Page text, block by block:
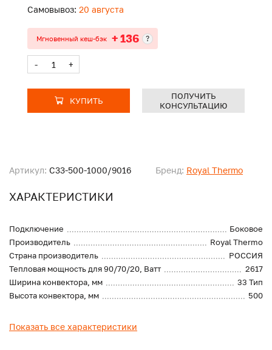
Артикул: C33-500-1000/9016 Бренд: Royal Thermo
ХАРАКТЕРИСТИКИ
Подключение
Боковое
Производитель
Royal Thermo
Страна производитель
РОССИЯ
Тепловая мощность для 90/70/20, Ватт
2617
Ширина конвектора, мм
33 Тип
Высота конвектора, мм
500
Показать все характеристики
Самовывоз: 20 августа
Мгновенный кеш-бэк + 136 ?
- +
КУПИТЬ
ПОЛУЧИТЬ
КОНСУЛЬТАЦИЮ